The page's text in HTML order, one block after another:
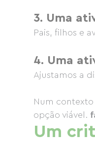
3. Uma
Pais, filhos e
4. Uma
Ajustamos a
Num contexto
opção viável.
Um